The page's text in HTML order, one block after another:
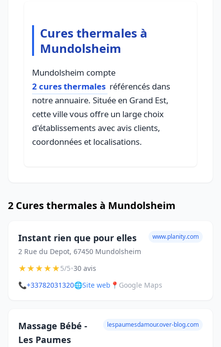
Cures thermales à
Mundolsheim
Mundolsheim compte
2 cures thermales référencés dans
notre annuaire. Située en Grand Est,
cette ville vous offre un large choix
d'établissements avec avis clients,
coordonnées et localisations.
2 Cures thermales à Mundolsheim
Instant rien que pour elles
2 Rue du Depot, 67450 Mundolsheim
www.planity.com
★★★★★5/5•30 avis
📞+33782031320🌐Site web 📍 Google Maps
Massage Bébé -
Les Paumes
lespaumesdamour.over-blog.com